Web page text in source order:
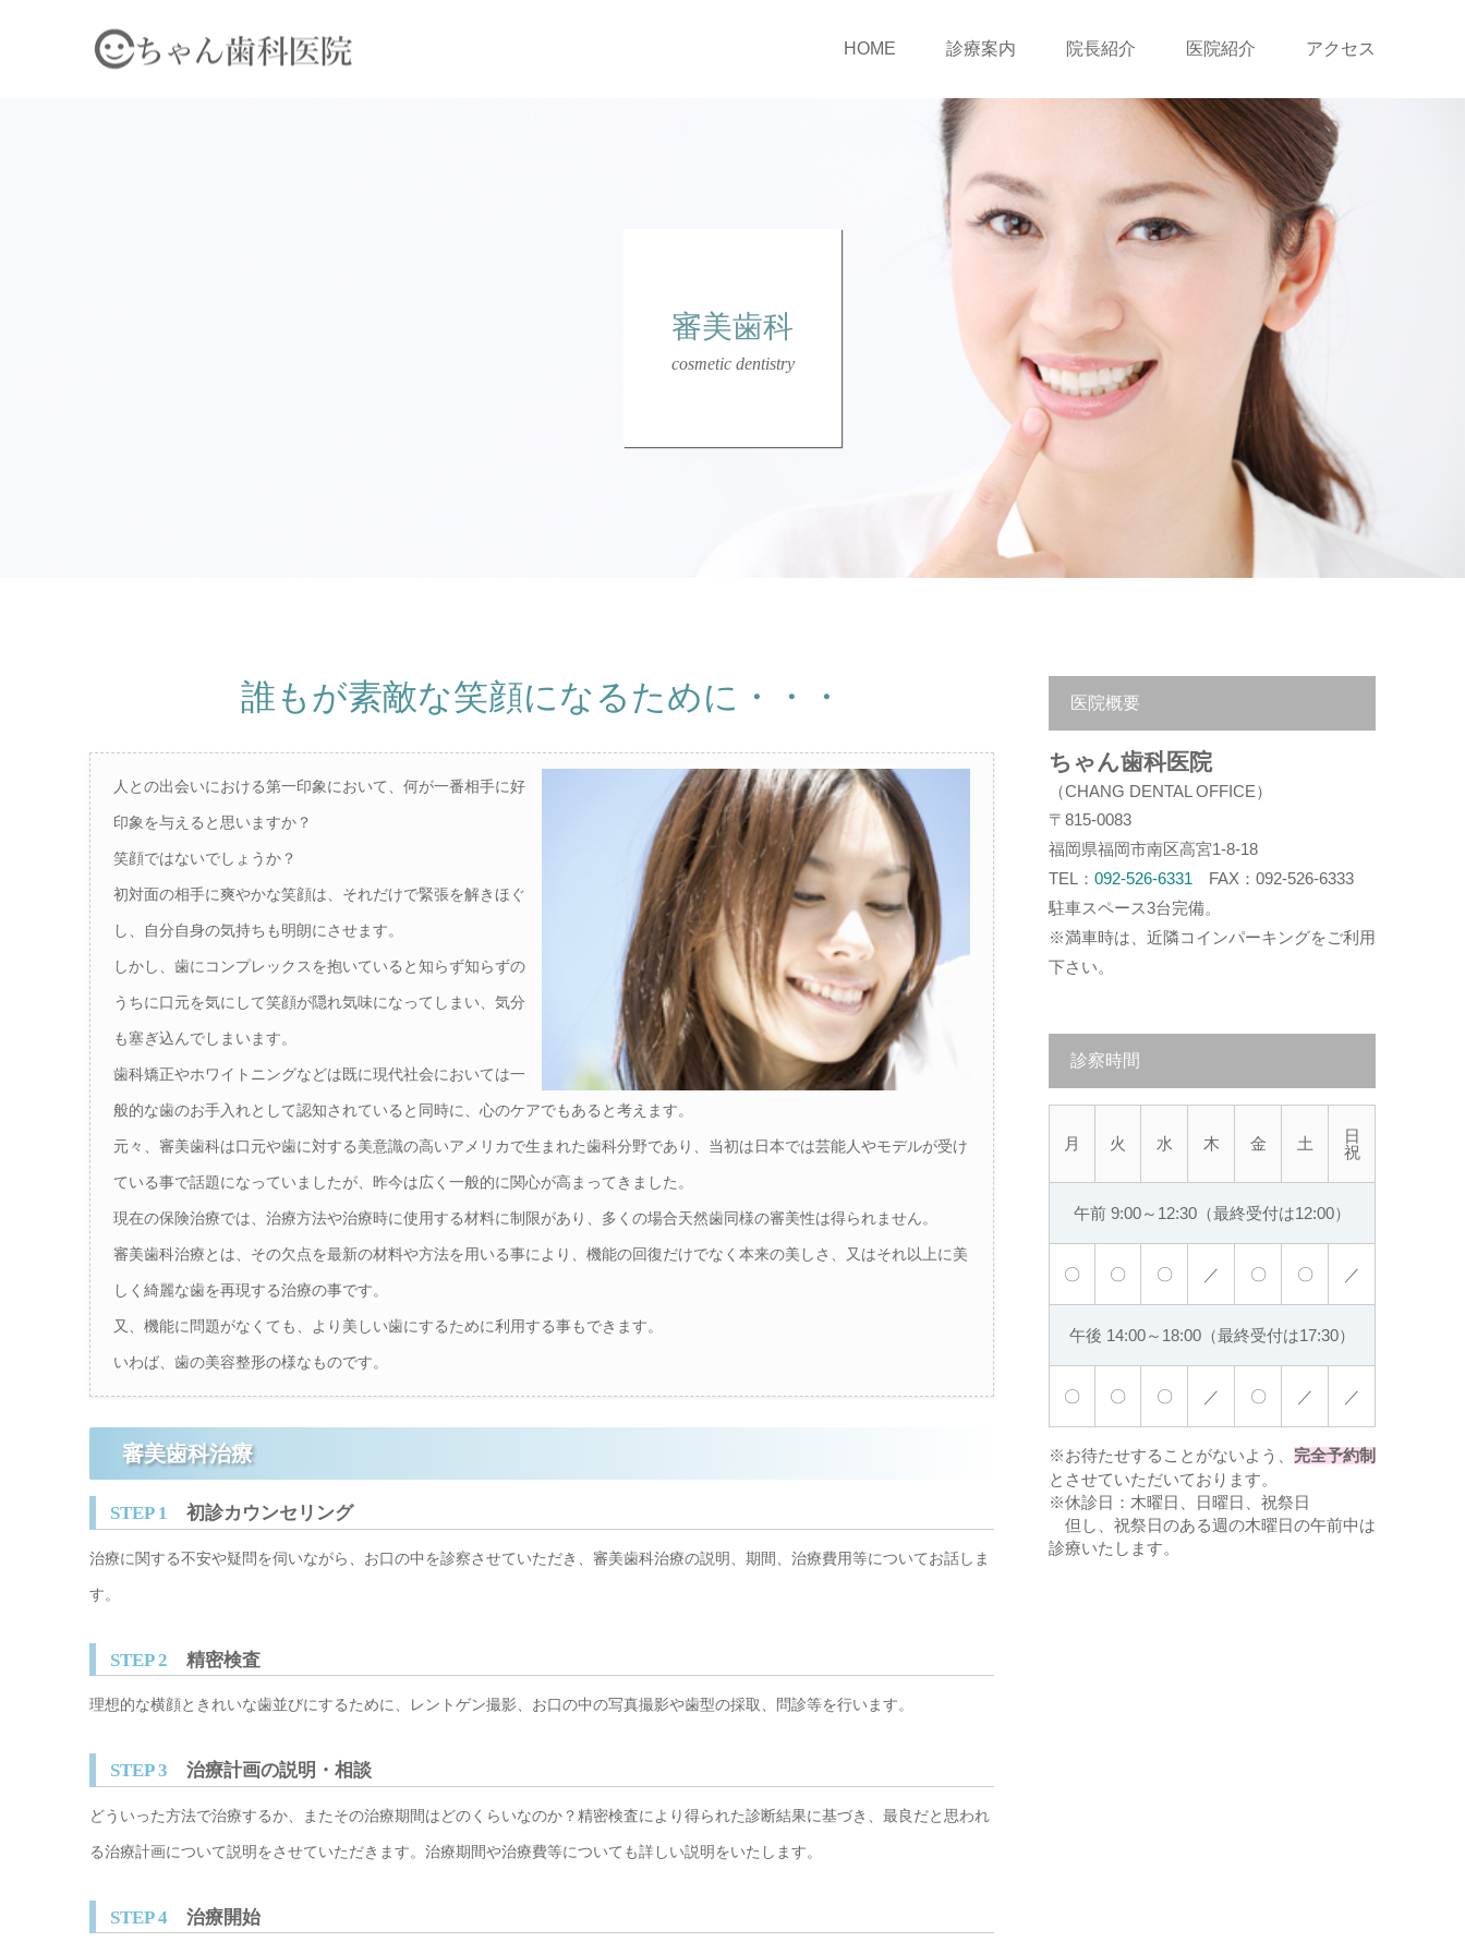
HOME 診療案内 院長紹介 医院紹介 アクセス
審美歯科
cosmetic dentistry
誰もが素敵な笑顔になるために・・・
人との出会いにおける第一印象において、何が一番相手に好
印象を与えると思いますか？
笑顔ではないでしょうか？
初対面の相手に爽やかな笑顔は、それだけで緊張を解きほぐ
し、自分自身の気持ちも明朗にさせます。
しかし、歯にコンプレックスを抱いていると知らず知らずの
うちに口元を気にして笑顔が隠れ気味になってしまい、気分
も塞ぎ込んでしまいます。
歯科矯正やホワイトニングなどは既に現代社会においては一
般的な歯のお手入れとして認知されていると同時に、心のケアでもあると考えます。
元々、審美歯科は口元や歯に対する美意識の高いアメリカで生まれた歯科分野であり、当初は日本では芸能人やモデルが受け
ている事で話題になっていましたが、昨今は広く一般的に関心が高まってきました。
現在の保険治療では、治療方法や治療時に使用する材料に制限があり、多くの場合天然歯同様の審美性は得られません。
審美歯科治療とは、その欠点を最新の材料や方法を用いる事により、機能の回復だけでなく本来の美しさ、又はそれ以上に美
しく綺麗な歯を再現する治療の事です。
又、機能に問題がなくても、より美しい歯にするために利用する事もできます。
いわば、歯の美容整形の様なものです。
審美歯科治療
STEP 1 初診カウンセリング
治療に関する不安や疑問を伺いながら、お口の中を診察させていただき、審美歯科治療の説明、期間、治療費用等についてお話しま
す。
STEP 2 精密検査
理想的な横顔ときれいな歯並びにするために、レントゲン撮影、お口の中の写真撮影や歯型の採取、問診等を行います。
STEP 3 治療計画の説明・相談
どういった方法で治療するか、またその治療期間はどのくらいなのか？精密検査により得られた診断結果に基づき、最良だと思われ
る治療計画について説明をさせていただきます。治療期間や治療費等についても詳しい説明をいたします。
STEP 4治療開始
医院概要
ちゃん歯科医院
（CHANG DENTAL OFFICE）
〒815-0083
福岡県福岡市南区高宮1-8-18
TEL： 092-526-6331 FAX：092-526-6333
駐車スペース3台完備。
※満車時は、近隣コインパーキングをご利用
下さい。
診察時間
月 火 水 木 金 土
日
祝
午前 9:00～12:30（最終受付は12:00）
〇 〇 〇 ／ 〇 〇 ／
午後 14:00～18:00（最終受付は17:30）
〇 〇 〇 ／ 〇 ／ ／
※お待たせすることがないよう、 完全予約制
とさせていただいております。
※休診日：木曜日、日曜日、祝祭日
但し、祝祭日のある週の木曜日の午前中は
診療いたします。